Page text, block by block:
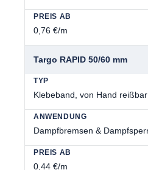
0,76 €/m
Targo RAPID 50/60 mm
Klebeband, von Hand reißbar
Dampfbremsen &
0,44 €/m